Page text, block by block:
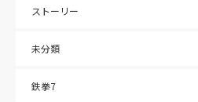
ストーリー
未分類
鉄拳7